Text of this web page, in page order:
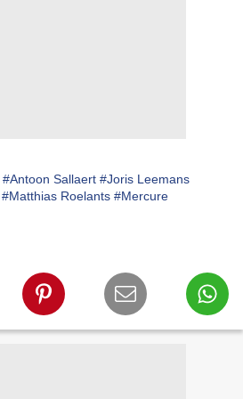
#Antoon Sallaert #Joris Leemans
#Matthias Roelants #Mercure